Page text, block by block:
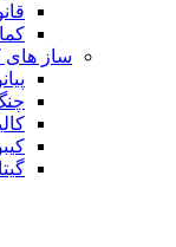
ساز های